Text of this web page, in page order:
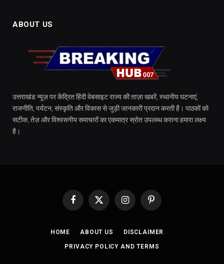
ABOUT US
उत्तराखंड न्यूज़ पर केंद्रित हिंदी वेबसाइट राज्य की ताज़ा खबरें, स्थानीय घटनाएं,
राजनीति, पर्यटन, संस्कृति और विकास से जुड़ी जानकारी प्रदान करती है। पाठकों को
सटीक, तेज़ और विश्वसनीय समाचारों का एकमात्र स्रोत उपलब्ध कराना हमारा लक्ष्य
है।
Facebook
X
InstagramPinterest
HOME ABOUT US DISCLAIMER
PRIVACY POLICY AND TERMS